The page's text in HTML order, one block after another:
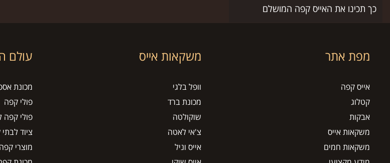
כך תכינו את האייס קפה המושלם
מפת אתר
אייס קפה
קטלוג
אבקות
משקאות אייס
משקאות חמים
משקאות אייס
וופל בלגי
מכונת ברד
שוקולטה
צ'אי לאטה
אייס וניל
עולם
מכונת
פולי קפה
פולי קפה
ציוד
מוצרי קפה